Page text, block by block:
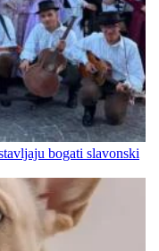
bogati slavonski